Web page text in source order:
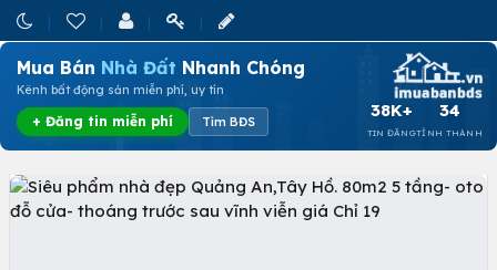
Mua Bán Nhà Đất Nhanh Chóng
Kênh bất động sản miễn phí, uy tín
+ Đăng tin miễn phí Tìm BĐS
38K+
TIN ĐĂNG
34
TỈNH THÀNH